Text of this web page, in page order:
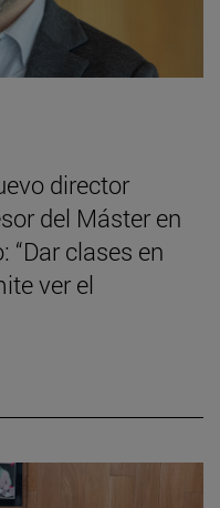
director
del Máster en
“Dar clases en
ver el